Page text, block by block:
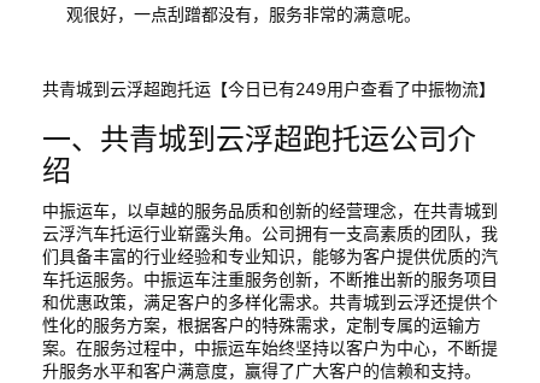
观很好，一点刮蹭都没有，服务非常的满意呢。
共青城到云浮超跑托运【今日已有249用户查看了中振物流】
一、共青城到云浮超跑托运公司介
绍
中振运车，以卓越的服务品质和创新的经营理念，在共青城到
云浮汽车托运行业崭露头角。公司拥有一支高素质的团队，我
们具备丰富的行业经验和专业知识，能够为客户提供优质的汽
车托运服务。中振运车注重服务创新，不断推出新的服务项目
和优惠政策，满足客户的多样化需求。共青城到云浮还提供个
性化的服务方案，根据客户的特殊需求，定制专属的运输方
案。在服务过程中，中振运车始终坚持以客户为中心，不断提
升服务水平和客户满意度，赢得了广大客户的信赖和支持。